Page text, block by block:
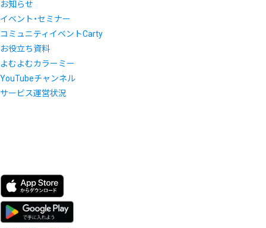
お知らせ
イベント・セミナー
コミュニティイベントCarty
お役立ち資料
よむよむカラーミー
YouTubeチャンネル
サービス運営状況